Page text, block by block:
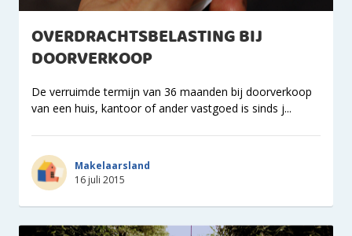
OVERDRACHTSBELASTING BIJ
DOORVERKOOP
De verruimde termijn van 36 maanden bij doorverkoop
van een huis, kantoor of ander vastgoed is sinds j...
Makelaarsland
16 juli 2015